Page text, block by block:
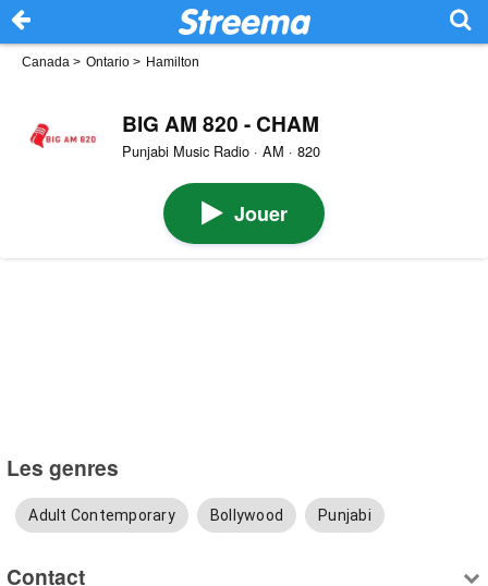
Canada > Ontario > Hamilton
BIG AM 820 - CHAM
Punjabi Music Radio · AM · 820
Jouer
Les genres
Adult Contemporary Bollywood Punjabi
Contact